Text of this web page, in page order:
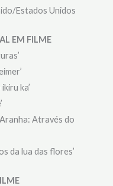
Estados Unidos
EM FILME
ka’
Através do
da lua das flores’